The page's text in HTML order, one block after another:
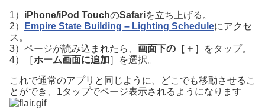
1） iPhone/iPod TouchのSafariを立ち上げる。
2）
Empire State Building – Lighting Scheduleにアクセ
ス。
3）ページが読み込まれたら、 画面下の［＋］
をタップ。
4）［ホーム画面に追加］を選択。
これで通常のアプリと同じように、どこでも移動させるこ
とができ、1タップでページ表示されるようになります